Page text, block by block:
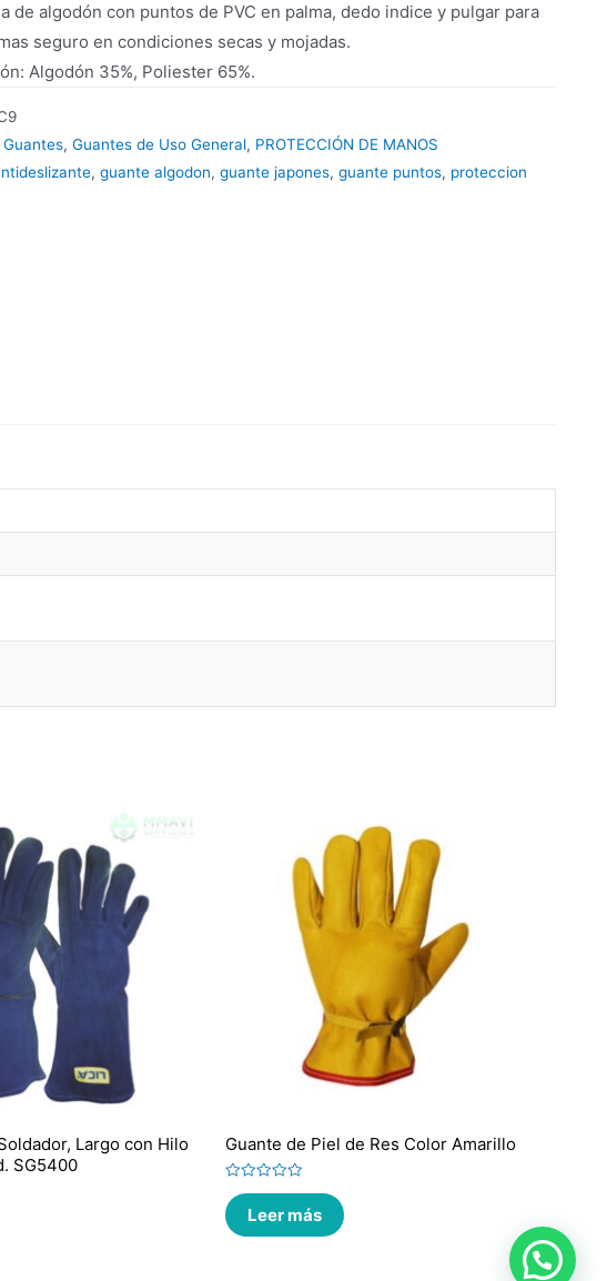
de algodón con puntos de PVC en palma, dedo indice y pulgar para
seguro en condiciones secas y mojadas.
Algodón 35%, Poliester 65%.
Guantes,Guantes de Uso General, PROTECCIÓN DE MANOS
,guante algodon,guante japones,guante puntos, proteccion
Largo con Hilo
SG5400
Guante de Piel de Res Color Amarillo
Valorado
en
0
de
Leer más